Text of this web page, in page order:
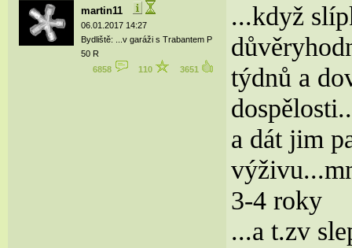
martin11
06.01.2017 14:27
Bydliště: ...v garáži s Trabantem P
50 R
6858
110 3651
...když
týdnů a
a dát jim
3-4 roky
...a t.zv